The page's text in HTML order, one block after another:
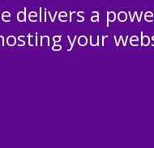
delivers a
your